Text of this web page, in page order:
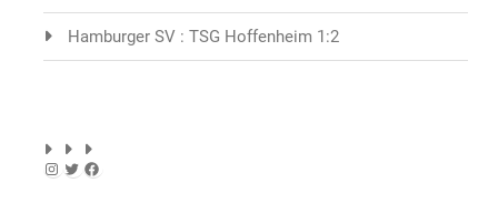
Hamburger SV : TSG Hoffenheim 1:2
Instagram
TwitterFacebook